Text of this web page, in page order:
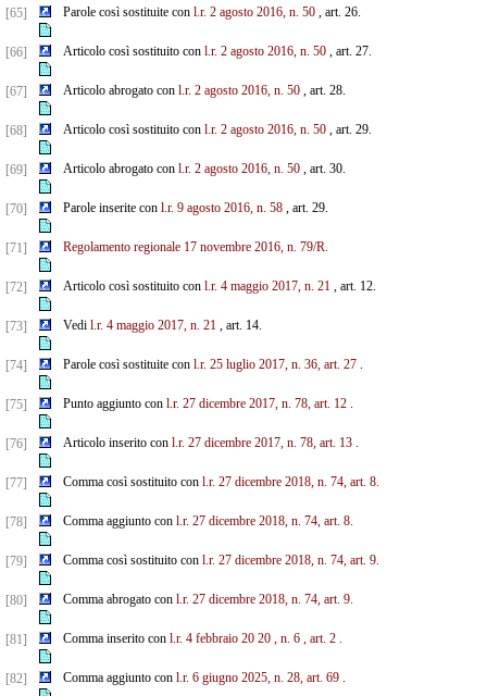
[65] Parole così sostituite con l.r. 2 agosto 2016, n. 50, art. 26.
[66] Articolo così sostituito con l.r. 2 agosto 2016, n. 50, art. 27.
[67] Articolo abrogato con l.r. 2 agosto 2016, n. 50, art. 28.
[68] Articolo così sostituito con l.r. 2 agosto 2016, n. 50, art. 29.
[69] Articolo abrogato con l.r. 2 agosto 2016, n. 50, art. 30.
[70] Parole inserite con l.r. 9 agosto 2016, n. 58, art. 29.
[71] Regolamento regionale 17 novembre 2016, n. 79/R.
[72] Articolo così sostituito con l.r. 4 maggio 2017, n. 21, art. 12.
[73] Vedi l.r. 4 maggio 2017, n. 21, art. 14.
[74] Parole così sostituite con l.r. 25 luglio 2017, n. 36, art. 27.
[75] Punto aggiunto con l.r. 27 dicembre 2017, n. 78, art. 12.
[76] Articolo inserito con l.r. 27 dicembre 2017, n. 78, art. 13.
[77] Comma così sostituito con l.r. 27 dicembre 2018, n. 74, art. 8.
[78] Comma aggiunto con l.r. 27 dicembre 2018, n. 74, art. 8.
[79] Comma così sostituito con l.r. 27 dicembre 2018, n. 74, art. 9.
[80] Comma abrogato con l.r. 27 dicembre 2018, n. 74, art. 9.
[81] Comma inserito con l.r. 4 febbraio 20 20 , n. 6 , art. 2 .
[82] Comma aggiunto con l.r. 6 giugno 2025, n. 28, art. 69.